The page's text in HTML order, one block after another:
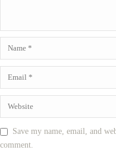
Save my name, email, and
comment.